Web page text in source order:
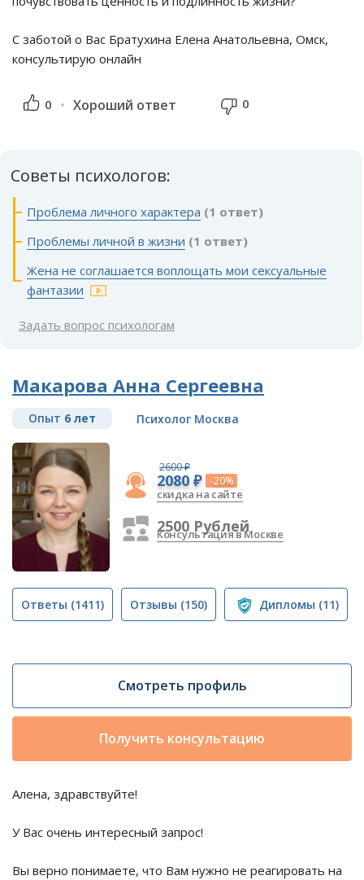
С заботой о Вас Братухина Елена Анатольевна, Омск,
консультирую онлайн
0 Хороший ответ 0
Советы психологов:
Проблема личного характера (1 ответ)
Проблемы личной в жизни (1 ответ)
Жена не соглашается воплощать мои сексуальные
фантазии
Задать вопрос психологам
Макарова Анна Сергеевна
Опыт 6 лет Психолог Москва
2600 ₽
2080 ₽ -20%
скидка на сайте
2500 Рублей
Консультация в Москве
Ответы (1411) Отзывы (150) Дипломы (11)
Смотреть профиль
Получить консультацию
Алена, здравствуйте!
У Вас очень интересный запрос!
Вы верно понимаете, что Вам нужно не реагировать на